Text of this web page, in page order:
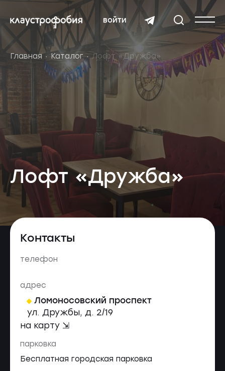
войти
Главная Каталог Лофт «Дружба»
Лофт «Дружба»
Контакты
телефон
адрес
Ломоносовский проспект
ул. Дружбы, д. 2/19
на карту ⇲
парковка
Бесплатная городская парковка